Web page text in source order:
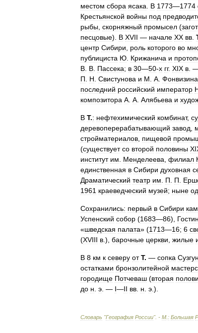
местом сбора ясака В 1773—1774
Крестьянской войны под
рыбы скорняжный промысел (
песцовые). В XVII — начале XX вв
центр Сибири роль которого во
публициста Ю Крижанича и
В В Пассека; в 30—50-х гг. XIX в .
П
Н Свистунова и М А Фонвизина
последний российский император
композитора А А Алябьева и
В Т.: нефтехимический комбинат,
деревоперерабатывающий завод
стройматериалов пищевой
(существует со второй половины
институт им Менделеева филиал
единственная в Сибири духовная
Драматический театр им П П
1961 краеведческий музей; ныне
Сохранились: первый в Сибири
Успенский собор (1683—86),
«шведская палата» (1713—16; 6
(XVIII в .), барочные церкви жилые
В 8 км к северу от Т. — сопка Сузгун
остатками бронзолитейной
городище Потчеваш (вторая
до н э . — I—II вв н э .).
Словарь "География России". - М : Большая